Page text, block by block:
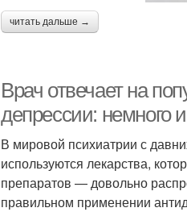
читать дальше →
Врач отвечает на
депрессии: немного
В мировой психиатрии с
используются лекарства,
препаратов — довольно
правильном применении